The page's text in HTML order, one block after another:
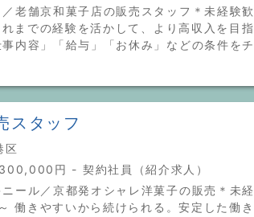
／老舗京和菓子店の販売スタッフ＊未経験歓
までの経験を活かして、より高収入を目指
内容」「給与」「お休み」などの条件をチ
スタッフ
円 - 契約社員（紹介求人）
ニール／京都発オシャレ洋菓子の販売＊未経
働きやすいから続けられる。安定した働き